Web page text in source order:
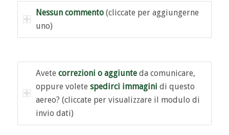
Nessun commento(cliccate per aggiungerne
uno)
Avete correzioni o aggiunteda comunicare,
oppure volete spedirci immagini di questo
aereo? (cliccate per visualizzare il modulo di
invio dati)